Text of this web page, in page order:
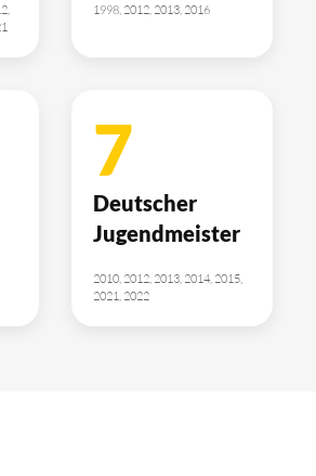
1998, 2012, 2013, 2016
7
Deutscher
Jugendmeister
2010, 2012, 2013, 2014, 2015,
2021, 2022